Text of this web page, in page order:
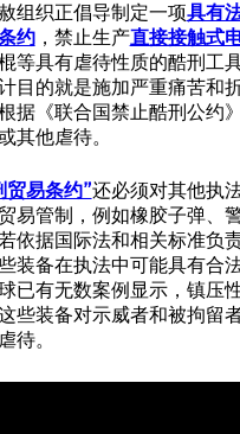
组织正倡导制定一项具有
约，禁止生产直接接触式
等具有虐待性质的酷刑工
目的就是施加严重痛苦和
据《联合国禁止酷刑公约
其他虐待。
贸易条约”还必须对其他执
易管制，例如橡胶子弹、
依据国际法和相关标准负
装备在执法中可能具有合
已有无数案例显示，镇压
些装备对示威者和被拘留
待。